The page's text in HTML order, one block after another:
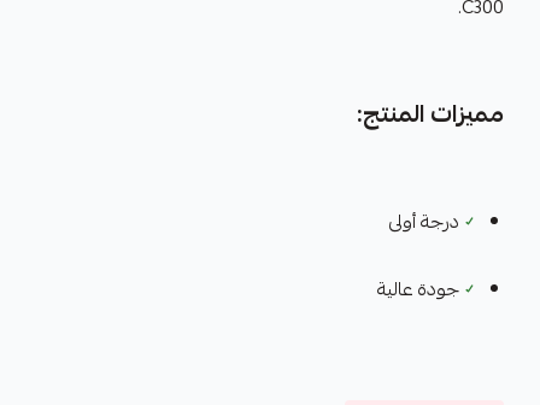
C300.
مميزات المنتج:
✓ درجة أولى
✓جودة عالية